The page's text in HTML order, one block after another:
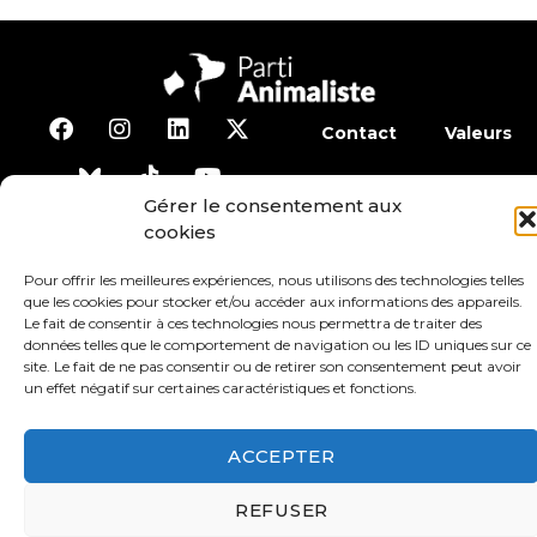
Gérer le consentement aux
cookies
Pour offrir les meilleures expériences, nous utilisons des technologies telles
que les cookies pour stocker et/ou accéder aux informations des appareils.
Le fait de consentir à ces technologies nous permettra de traiter des
données telles que le comportement de navigation ou les ID uniques sur ce
site. Le fait de ne pas consentir ou de retirer son consentement peut avoir
un effet négatif sur certaines caractéristiques et fonctions.
ACCEPTER
REFUSER
Contact Valeurs
Adhérer
Conditions générales d’utilisation
Protection des données Mentions légales